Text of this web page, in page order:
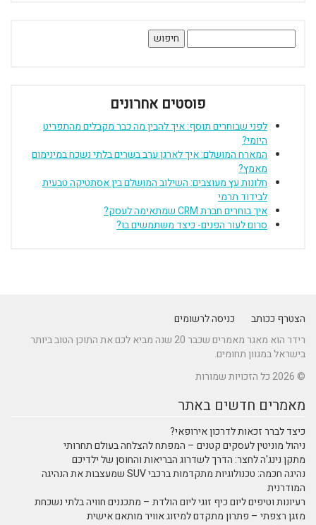
פוסטים אחרונים
לפני שבוחרים תוסף: איך להבין מה כבר מקבלים מהתפריט
היומי?
המארח המושלם: איך לארגן ערב בשרים בלתי נשכח במינימום
מאמץ?
חלונות עץ מעוצבים: השילוב המושלם בין אסתטיקה טבעית
לבידוד תרמי
איך בוחרים חברת CRM שמתאימה לעסק?
סרום לעור הפנים- כיצד משתמשים בו?
הצטרף ככותב
כניסה לרשומים
רידר הוא מאגר מאמרים שכבר 20 שנה מביא לכם את התוכן הטוב ביותר
בישראל במגוון תחומים.
© 2026 כל הזכויות שמורות
מאמרים חדשים באתר
כיצד לברר זכאות לדרכון אירופאי?
ניהול מוניטין לעסקים קטנים – המפתח להצלחה בעולם תחרותי
מתקן נינג'ה לחצר: הדרך לשדרוג הבריאות והחוסן של ילדיכם
נהיגה חכמה: טכנולוגיות מתקדמות ברכבי SUV שמעצבות את הנהיגה
המודרנית
רעיונות וטיפים ליום כיף זוגי ליום הולדת – מתכננים חוויה בלתי נשכחת
מזגן רצפתי – פתרון מתקדם למיזוג אוויר מותאם אישית